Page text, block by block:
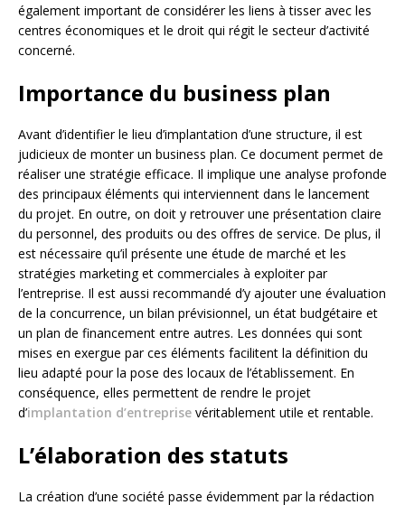
également important de considérer les liens à tisser avec les
centres économiques et le droit qui régit le secteur d’activité
concerné.
Importance du business plan
Avant d’identifier le lieu d’implantation d’une structure, il est
judicieux de monter un business plan. Ce document permet de
réaliser une stratégie efficace. Il implique une analyse profonde
des principaux éléments qui interviennent dans le lancement
du projet. En outre, on doit y retrouver une présentation claire
du personnel, des produits ou des offres de service. De plus, il
est nécessaire qu’il présente une étude de marché et les
stratégies marketing et commerciales à exploiter par
l’entreprise. Il est aussi recommandé d’y ajouter une évaluation
de la concurrence, un bilan prévisionnel, un état budgétaire et
un plan de financement entre autres. Les données qui sont
mises en exergue par ces éléments facilitent la définition du
lieu adapté pour la pose des locaux de l’établissement. En
conséquence, elles permettent de rendre le projet
d’implantation d’entreprise véritablement utile et rentable.
L’élaboration des statuts
La création d’une société passe évidemment par la rédaction